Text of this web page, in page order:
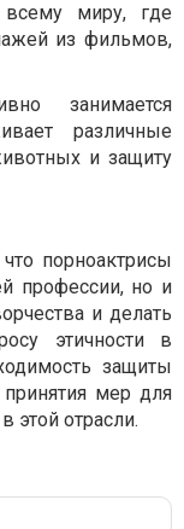
всему миру, где
из фильмов,
занимается
различные
и защиту
порноактрисы
профессии, но и
и делать
этичности в
защиты
мер для
этой отрасли.